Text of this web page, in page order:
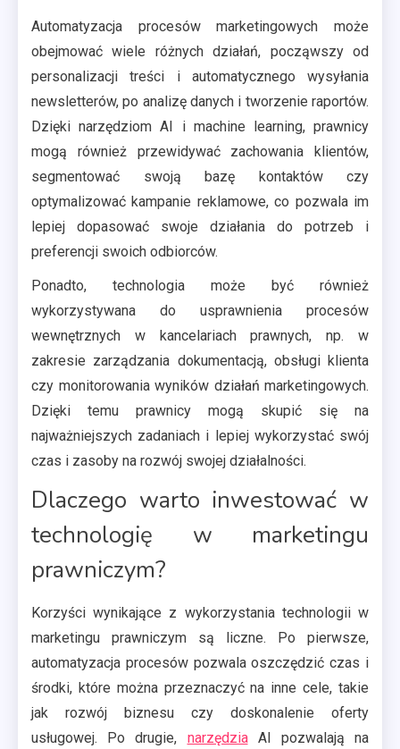
Automatyzacja procesów marketingowych może
obejmować wiele różnych działań, począwszy od
personalizacji treści i automatycznego wysyłania
newsletterów, po analizę danych i tworzenie raportów.
Dzięki narzędziom AI i machine learning, prawnicy
mogą również przewidywać zachowania klientów,
segmentować swoją bazę kontaktów czy
optymalizować kampanie reklamowe, co pozwala im
lepiej dopasować swoje działania do potrzeb i
preferencji swoich odbiorców.
Ponadto, technologia może być również
wykorzystywana do usprawnienia procesów
wewnętrznych w kancelariach prawnych, np. w
zakresie zarządzania dokumentacją, obsługi klienta
czy monitorowania wyników działań marketingowych.
Dzięki temu prawnicy mogą skupić się na
najważniejszych zadaniach i lepiej wykorzystać swój
czas i zasoby na rozwój swojej działalności.
Dlaczego warto inwestować w
technologię w marketingu
prawniczym?
Korzyści wynikające z wykorzystania technologii w
marketingu prawniczym są liczne. Po pierwsze,
automatyzacja procesów pozwala oszczędzić czas i
środki, które można przeznaczyć na inne cele, takie
jak rozwój biznesu czy doskonalenie oferty
usługowej. Po drugie, narzędziaAI pozwalają na